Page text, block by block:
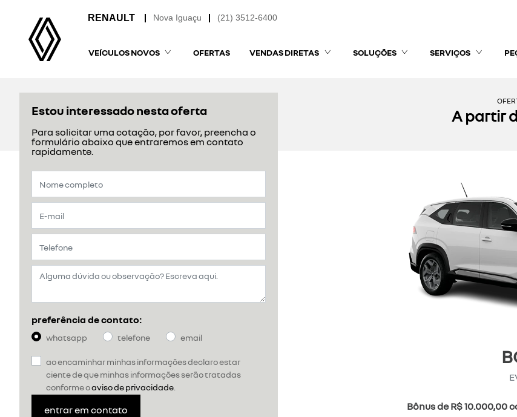
(21) 3512-6400
Nova Iguaçu
VEÍCULOS NOVOS OFERTAS VENDAS DIRETAS SOLUÇÕES SERVIÇOS
A partir
Bônus de R$ 10.000,00
Estou interessado nesta oferta
Para solicitar uma cotação, por favor, preencha o
formulário abaixo que entraremos em contato
rapidamente.
preferência de contato:
whatsapp telefone email
ao encaminhar minhas informações declaro estar
ciente de que minhas informações serão tratadas
conforme oaviso de privacidade
entrar em contato